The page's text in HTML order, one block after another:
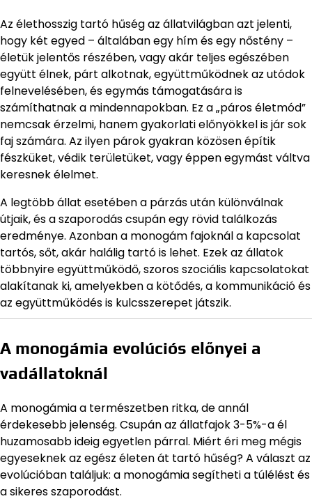
Az élethosszig tartó hűség az állatvilágban azt jelenti,
hogy két egyed – általában egy hím és egy nőstény –
életük jelentős részében, vagy akár teljes egészében
együtt élnek, párt alkotnak, együttműködnek az utódok
felnevelésében, és egymás támogatására is
számíthatnak a mindennapokban. Ez a „páros életmód”
nemcsak érzelmi, hanem gyakorlati előnyökkel is jár sok
faj számára. Az ilyen párok gyakran közösen építik
fészküket, védik területüket, vagy éppen egymást váltva
keresnek élelmet.
A legtöbb állat esetében a párzás után különválnak
útjaik, és a szaporodás csupán egy rövid találkozás
eredménye. Azonban a monogám fajoknál a kapcsolat
tartós, sőt, akár halálig tartó is lehet. Ezek az állatok
többnyire együttműködő, szoros szociális kapcsolatokat
alakítanak ki, amelyekben a kötődés, a kommunikáció és
az együttműködés is kulcsszerepet játszik.
A monogámia evolúciós előnyei a
vadállatoknál
A monogámia a természetben ritka, de annál
érdekesebb jelenség. Csupán az állatfajok 3-5%-a él
huzamosabb ideig egyetlen párral. Miért éri meg mégis
egyeseknek az egész életen át tartó hűség? A választ az
evolúcióban találjuk: a monogámia segítheti a túlélést és
a sikeres szaporodást.